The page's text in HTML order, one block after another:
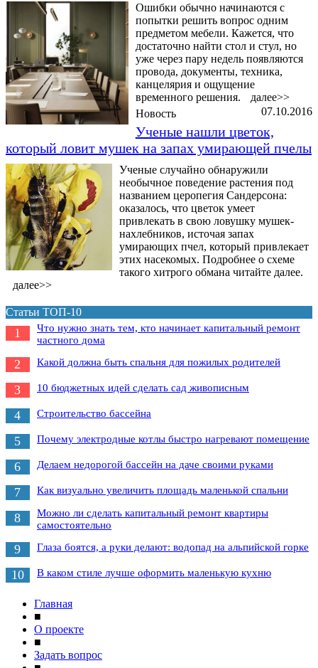
Ошибки обычно начинаются с
попытки решить вопрос одним
предметом мебели. Кажется, что
достаточно найти стол и стул, но
уже через пару недель появляются
провода, документы, техника,
канцелярия и ощущение
временного решения.
далее>>
07.10.2016
Новость
Ученые нашли цветок,
который ловит мушек на запах умирающей пчелы
Ученые случайно обнаружили
необычное поведение растения под
названием церопегия Сандерсона:
оказалось, что цветок умеет
привлекать в свою ловушку мушек-
нахлебников, источая запах
умирающих пчел, который привлекает
этих насекомых. Подробнее о схеме
такого хитрого обмана читайте далее.
далее>>
Статьи ТОП-10
1
Что нужно знать тем, кто начинает капитальный ремонт
частного дома
2 Какой должна быть спальня для пожилых родителей
3 10 бюджетных идей сделать сад живописным
4 Строительство бассейна
5 Почему электродные котлы быстро нагревают помещение
6 Делаем недорогой бассейн на даче своими руками
7 Как визуально увеличить площадь маленькой спальни
8
Можно ли сделать капитальный ремонт квартиры
самостоятельно
9 Глаза боятся, а руки делают: водопад на альпийской горке
10 В каком стиле лучше оформить маленькую кухню
Главная
■
О проекте
■
Задать вопрос